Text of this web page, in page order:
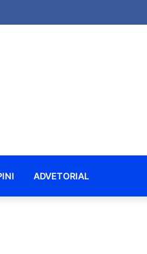
Tawa, dan Kenangan dalam
ADVETORIAL